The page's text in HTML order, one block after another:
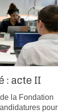
: acte II
la Fondation
pour